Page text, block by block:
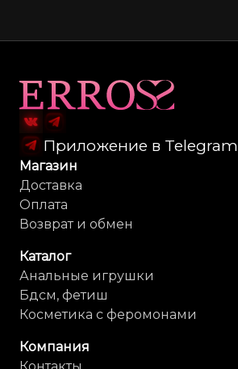
Приложение в Telegram
Магазин
Доставка
Оплата
Возврат и обмен
Каталог
Анальные игрушки
Бдсм, фетиш
Косметика с феромонами
Компания
Карта сайта